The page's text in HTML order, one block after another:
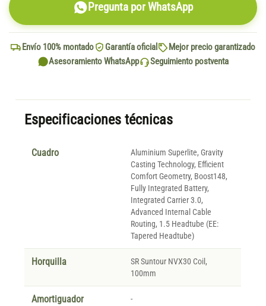
Pregunta por WhatsApp
Envío 100% montado Garantía oficial
Mejor precio garantizado
Asesoramiento WhatsApp
Seguimiento postventa
Especificaciones técnicas
Cuadro
Aluminium Superlite, Gravity
Casting Technology, Efficient
Comfort Geometry, Boost148,
Fully Integrated Battery,
Integrated Carrier 3.0,
Advanced Internal Cable
Routing, 1.5 Headtube (EE:
Tapered Headtube)
Horquilla
SR Suntour NVX30 Coil,
100mm
Amortiguador -